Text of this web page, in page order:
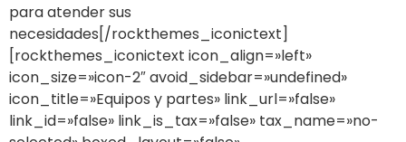
para atender sus
necesidades[/rockthemes_iconictext]
[rockthemes_iconictext icon_align=»left»
icon_size=»icon-2″ avoid_sidebar=»undefined»
icon_title=»Equipos y partes» link_url=»false»
link_id=»false» link_is_tax=»false» tax_name=»no-